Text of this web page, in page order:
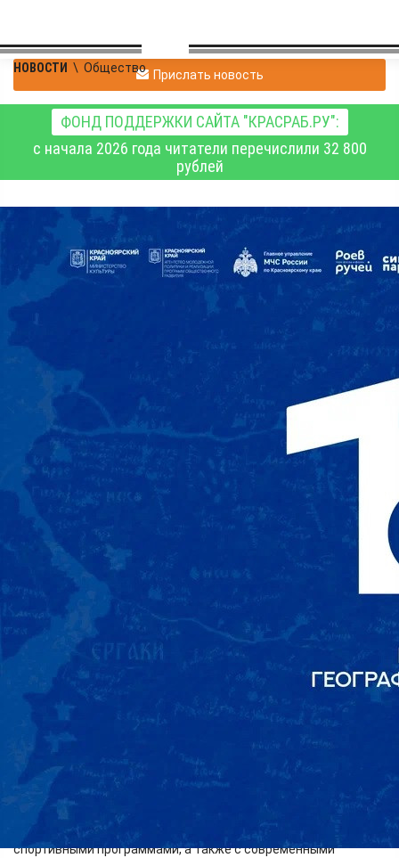
НОВОСТИ \ Общество Прислать новость
ФОНД ПОДДЕРЖКИ САЙТА "КРАСРАБ.РУ":
с начала 2026 года читатели перечислили 32 800
рублей
В Красноярском крае
впервые пройдёт
фестиваль Русского
общества
08.08.2025 08:28
1261
В 2025 году старейшая общественная организация России -
Русское географическое общество - отмечает 180-летний
юбилей. В рамках его празднования Красноярскому краю
доверено проведения масштабного фестиваля «Под флагом
РГО», который пройдёт с 18 по 23 августа в Красноярске.
Это первый фестиваль Русского географического общества
в Красноярском крае. Он организуется по грантовой
программе РГО.
Фестиваль познакомит жителей региона с уникальными
экспедиционно-исследовательскими, научными и
наследием, молодёжными, культурно-просветительскими и
спортивными программами, а также с современными